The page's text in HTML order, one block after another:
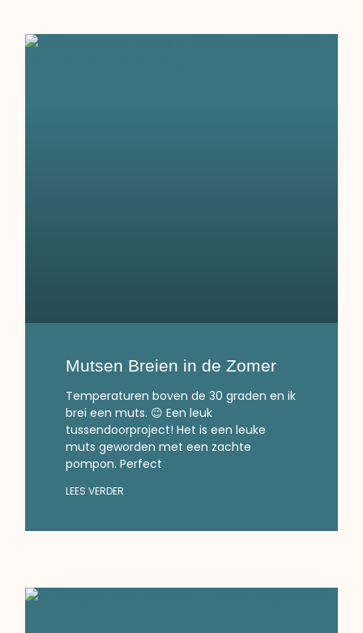
Mutsen Breien in de Zomer
Temperaturen boven de 30 graden en ik
brei een muts. 😉 Een leuk
tussendoorproject! Het is een leuke
muts geworden met een zachte
pompon. Perfect
LEES VERDER